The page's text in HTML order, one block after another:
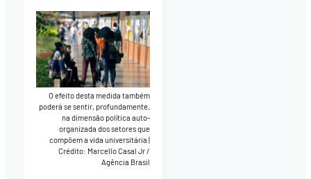
O efeito desta medida também
poderá se sentir, profundamente,
na dimensão política auto-
organizada dos setores que
compõem a vida universitária |
Crédito: Marcello Casal Jr /
Agência Brasil